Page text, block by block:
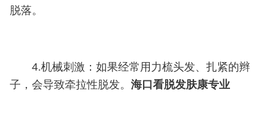
脱落。
4.机械刺激：如果经常用力梳头发、扎紧的辫
子，会导致牵拉性脱发。 海口看脱发肤康专业